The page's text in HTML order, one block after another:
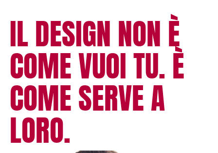
IL DESIGN NON È
COME VUOI TU. È
COME SERVE A
LORO.